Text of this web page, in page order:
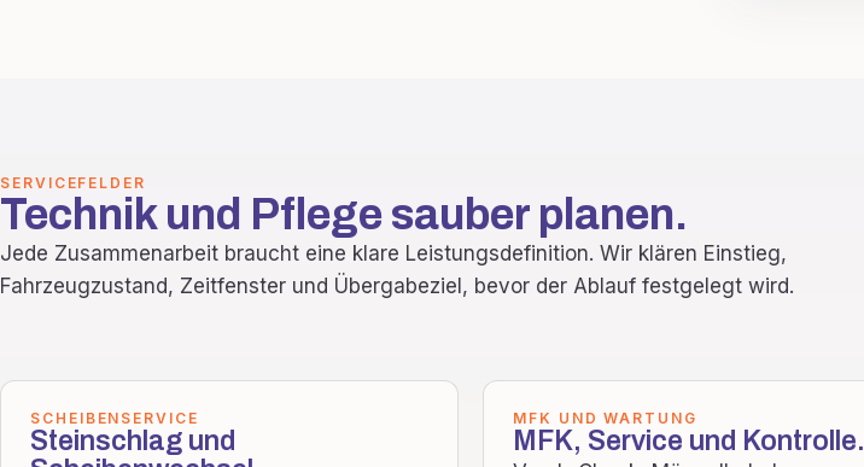
SERVICEFELDER
Technik und Pflege sauber planen.
Jede Zusammenarbeit braucht eine klare Leistungsdefinition. Wir klären Einstieg,
Fahrzeugzustand, Zeitfenster und Übergabeziel, bevor der Ablauf festgelegt wird.
SCHEIBENSERVICE
Steinschlag und
MFK UND WARTUNG
MFK, Service und Kontrolle.